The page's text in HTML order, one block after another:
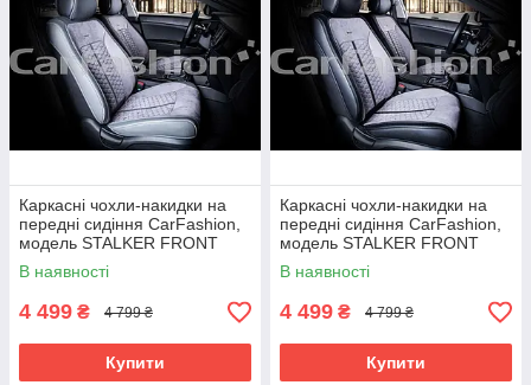
Каркасні чохли-накидки на
передні сидіння CarFashion,
модель STALKER FRONT
В наявності
4 499 ₴ 4 799 ₴
Купити
Каркасні чохли-накидки на
передні сидіння CarFashion,
модель STALKER FRONT
В наявності
4 499 ₴ 4 799 ₴
Купити